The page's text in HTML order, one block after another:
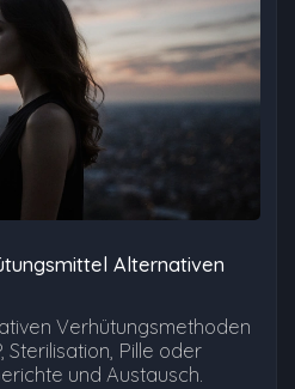
Alternativen
Verhütungsmethoden
Sterilisation, Pille oder
und Austausch.